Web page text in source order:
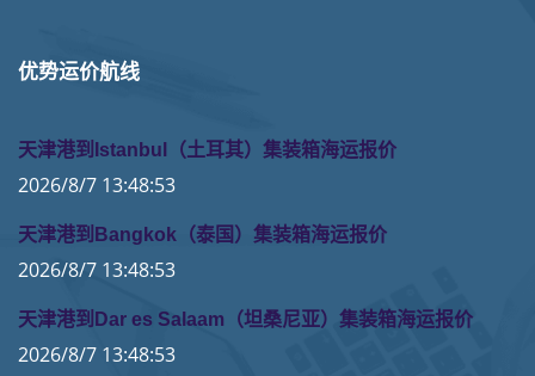
优势运价航线
天津港到Istanbul（土耳其）集装箱海运报价
2026/8/7 13:48:53
天津港到Bangkok（泰国）集装箱海运报价
2026/8/7 13:48:53
天津港到Dar es Salaam（坦桑尼亚）集装箱海运报价
2026/8/7 13:48:53